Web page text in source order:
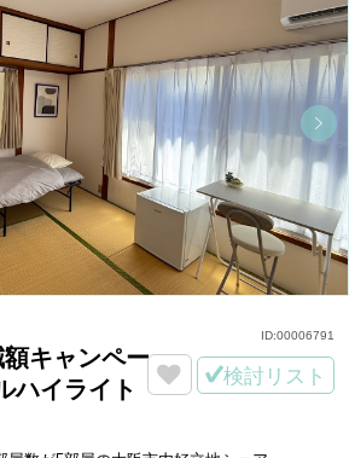
額キャンペー
ハイライト
検討リスト
ID:00006791